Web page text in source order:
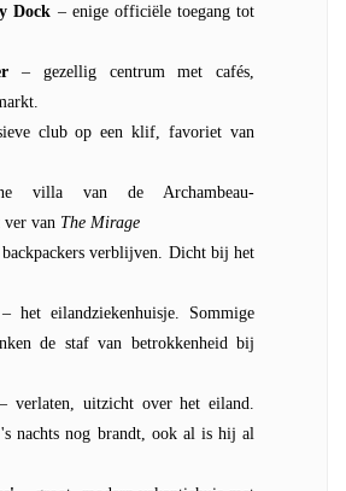
Dock – enige officiële toegang tot
– gezellig centrum met cafés,
club op een klif, favoriet van
villa van de Archambeau-
van The Mirage
verblijven. Dicht bij het
– het eilandziekenhuisje. Sommige
de staf van betrokkenheid bij
– verlaten, uitzicht over het eiland.
nachts nog brandt, ook al is hij al